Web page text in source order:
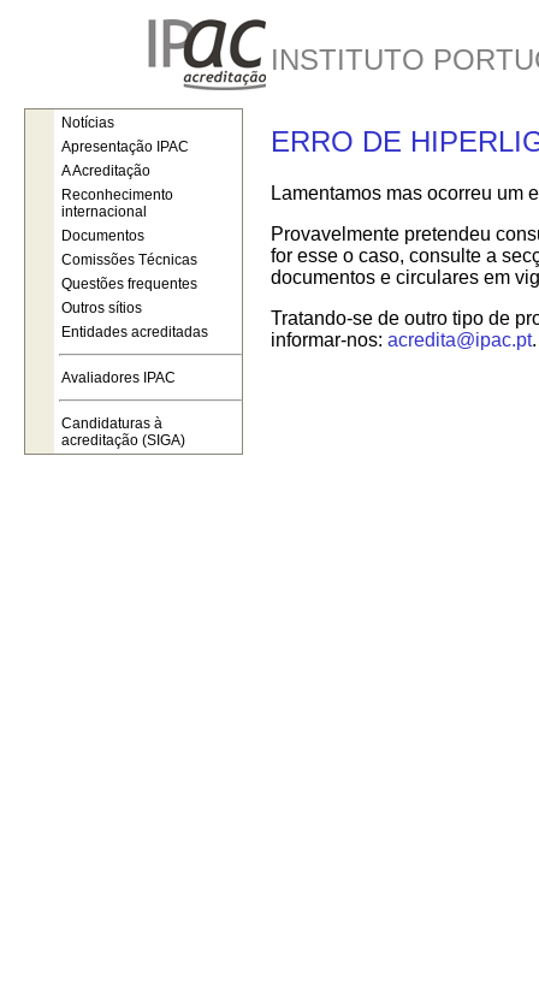
INSTITUTO
ERRO DE
Lamentamos mas ocorreu um
Provavelmente pretendeu
for esse o caso, consulte a
documentos e circulares em
Tratando-se de outro tipo de
informar-nos: acredita@ipac.pt.
Notícias
Apresentação IPAC
A Acreditação
Reconhecimento
internacional
Documentos
Comissões Técnicas
Questões frequentes
Outros sítios
Entidades acreditadas
Avaliadores IPAC
Candidaturas à
acreditação (SIGA)